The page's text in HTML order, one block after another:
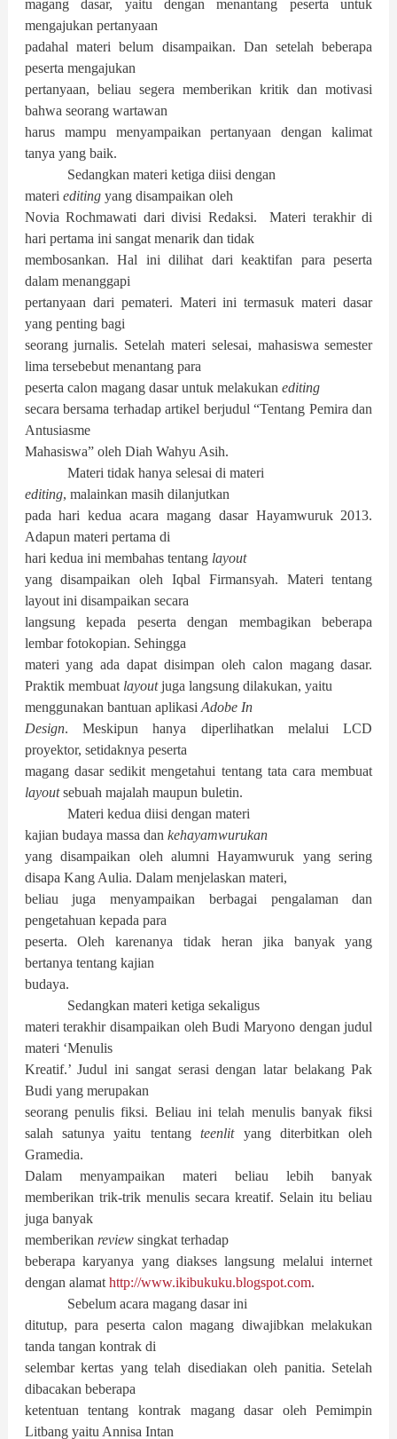
magang dasar, yaitu dengan menantang peserta untuk
mengajukan pertanyaan
padahal materi belum disampaikan. Dan setelah beberapa
peserta mengajukan
pertanyaan, beliau segera memberikan kritik dan motivasi
bahwa seorang wartawan
harus mampu menyampaikan pertanyaan dengan kalimat
tanya yang baik.
Sedangkan materi ketiga diisi dengan
materi editingyang disampaikan oleh
Novia Rochmawati dari divisi Redaksi. Materi terakhir di
hari pertama ini sangat menarik dan tidak
membosankan. Hal ini dilihat dari keaktifan para peserta
dalam menanggapi
pertanyaan dari pemateri. Materi ini termasuk materi dasar
yang penting bagi
seorang jurnalis. Setelah materi selesai, mahasiswa semester
lima tersebebut menantang para
peserta calon magang dasar untuk melakukan editing
secara bersama terhadap artikel berjudul “Tentang Pemira dan
Antusiasme
Mahasiswa” oleh Diah Wahyu Asih.
Materi tidak hanya selesai di materi
editing, malainkan masih dilanjutkan
pada hari kedua acara magang dasar Hayamwuruk 2013.
Adapun materi pertama di
hari kedua ini membahas tentang layout
yang disampaikan oleh Iqbal Firmansyah. Materi tentang
layout ini disampaikan secara
langsung kepada peserta dengan membagikan beberapa
lembar fotokopian. Sehingga
materi yang ada dapat disimpan oleh calon magang dasar.
Praktik membuat layoutjuga langsung dilakukan, yaitu
menggunakan bantuan aplikasi Adobe In
Design. Meskipun hanya diperlihatkan melalui LCD
proyektor, setidaknya peserta
magang dasar sedikit mengetahui tentang tata cara membuat
layoutsebuah majalah maupun buletin.
Materi kedua diisi dengan materi
kajian budaya massa dan kehayamwurukan
yang disampaikan oleh alumni Hayamwuruk yang sering
disapa Kang Aulia. Dalam menjelaskan materi,
beliau juga menyampaikan berbagai pengalaman dan
pengetahuan kepada para
peserta. Oleh karenanya tidak heran jika banyak yang
bertanya tentang kajian
budaya.
Sedangkan materi ketiga sekaligus
materi terakhir disampaikan oleh Budi Maryono dengan judul
materi ‘Menulis
Kreatif.’ Judul ini sangat serasi dengan latar belakang Pak
Budi yang merupakan
seorang penulis fiksi. Beliau ini telah menulis banyak fiksi
salah satunya yaitu tentangteenlit yang diterbitkan oleh
Gramedia.
Dalam menyampaikan materi beliau lebih banyak
memberikan trik-trik menulis secara kreatif. Selain itu beliau
juga banyak
memberikan reviewsingkat terhadap
beberapa karyanya yang diakses langsung melalui internet
dengan alamat http://www.ikibukuku.blogspot.com.
Sebelum acara magang dasar ini
ditutup, para peserta calon magang diwajibkan melakukan
tanda tangan kontrak di
selembar kertas yang telah disediakan oleh panitia. Setelah
dibacakan beberapa
ketentuan tentang kontrak magang dasar oleh Pemimpin
Litbang yaitu Annisa Intan